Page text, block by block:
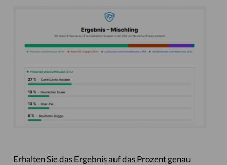
Erhalten Sie das Ergebnis auf das Prozent genau